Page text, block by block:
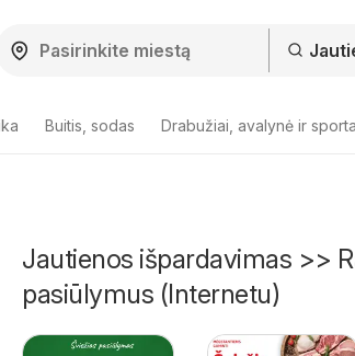
Buitis, sodas Drabužiai, avalynė ir
Jautienos išpardavimas >>
pasiūlymus (Internetu)